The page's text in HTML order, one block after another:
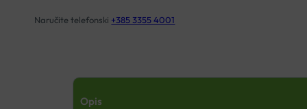
Naručite telefonski +385 3355 4001
Opis